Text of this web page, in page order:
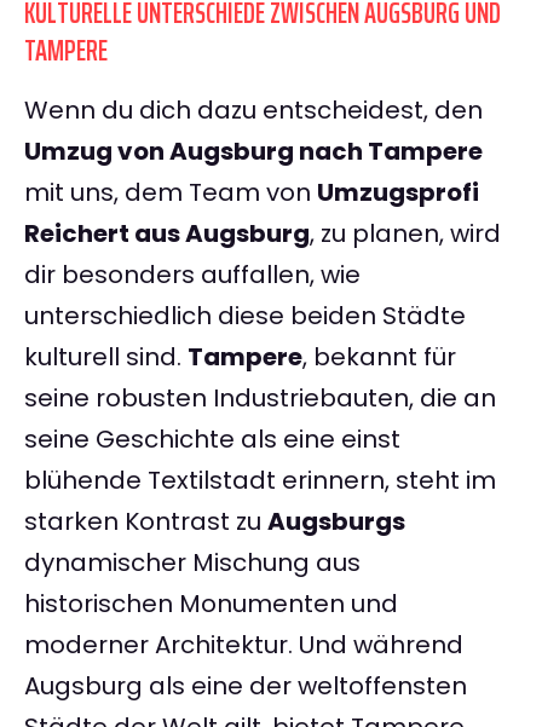
KULTURELLE UNTERSCHIEDE ZWISCHEN AUGSBURG UND
TAMPERE
Wenn du dich dazu entscheidest, den
Umzug von Augsburg nach Tampere
mit uns, dem Team von Umzugsprofi
Reichert aus Augsburg, zu planen, wird
dir besonders auffallen, wie
unterschiedlich diese beiden Städte
kulturell sind. Tampere, bekannt für
seine robusten Industriebauten, die an
seine Geschichte als eine einst
blühende Textilstadt erinnern, steht im
starken Kontrast zu Augsburgs
dynamischer Mischung aus
historischen Monumenten und
moderner Architektur. Und während
Augsburg als eine der weltoffensten